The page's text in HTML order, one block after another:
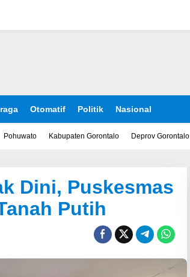
Otomatif Politik Nasional
Pohuwato Kabupaten Gorontalo Deprov Gorontalo
Dini, Puskesmas
Putih